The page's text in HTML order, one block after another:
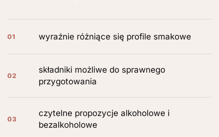
01 wyraźnie różniące się profile smakowe
02
składniki możliwe do sprawnego
przygotowania
03
czytelne propozycje alkoholowe i
bezalkoholowe